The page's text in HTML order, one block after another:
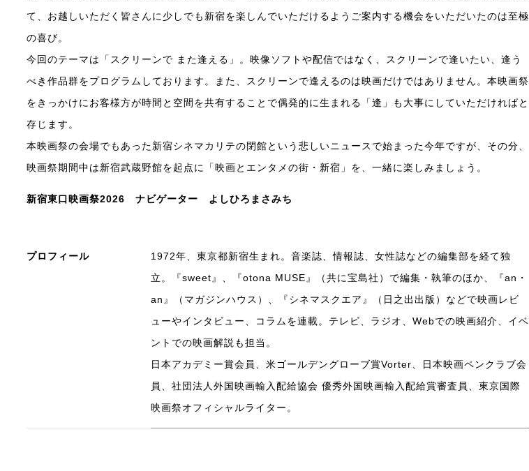
て、お越しいただく皆さんに少しでも新宿を楽しんでいただけるようご案内する機会をいただいたのは至極
の喜び。
今回のテーマは「スクリーンで また逢える」。映像ソフトや配信ではなく、スクリーンで逢いたい、逢う
べき作品群をプログラムしております。また、スクリーンで逢えるのは映画だけではありません。本映画祭
をきっかけにお客様方が時間と空間を共有することで偶発的に生まれる「逢」も大事にしていただければと
存じます。
本映画祭の会場でもあった新宿シネマカリテの閉館という悲しいニュースで始まった今年ですが、その分、
映画祭期間中は新宿武蔵野館を起点に「映画とエンタメの街・新宿」を、一緒に楽しみましょう。
新宿東口映画祭2026 ナビゲーター よしひろまさみち
プロフィール
1972年、東京都新宿生まれ。音楽誌、情報誌、女性誌などの編集部を経て独
立。『sweet』、『otona MUSE』（共に宝島社）で編集・執筆のほか、『an・
an』（マガジンハウス）、『シネマスクエア』（日之出出版）などで映画レビ
ューやインタビュー、コラムを連載。テレビ、ラジオ、Webでの映画紹介、イベ
ントでの映画解説も担当。
日本アカデミー賞会員、米ゴールデングローブ賞Vorter、日本映画ペンクラブ会
員、社団法人外国映画輸入配給協会 優秀外国映画輸入配給賞審査員、東京国際
映画祭オフィシャルライター。